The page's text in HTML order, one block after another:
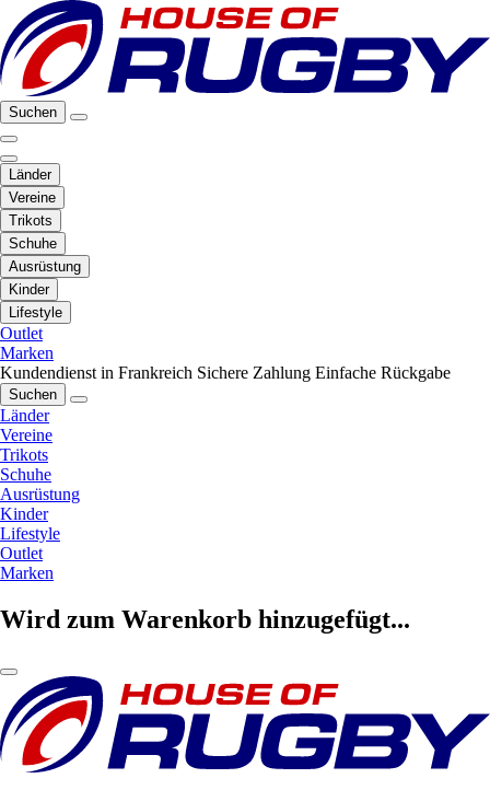
Suchen
Länder
Vereine
Trikots
Schuhe
Ausrüstung
Kinder
Lifestyle
Outlet
Marken
Kundendienst in Frankreich Sichere Zahlung Einfache Rückgabe
Suchen
Länder
Vereine
Trikots
Schuhe
Ausrüstung
Kinder
Lifestyle
Outlet
Marken
Wird zum Warenkorb hinzugefügt...